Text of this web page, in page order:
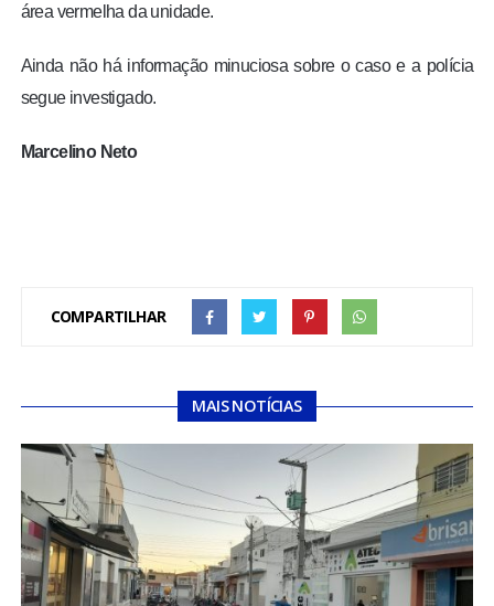
área vermelha da unidade.
Ainda não há informação minuciosa sobre o caso e a polícia
segue investigado.
Marcelino Neto
COMPARTILHAR
MAIS NOTÍCIAS